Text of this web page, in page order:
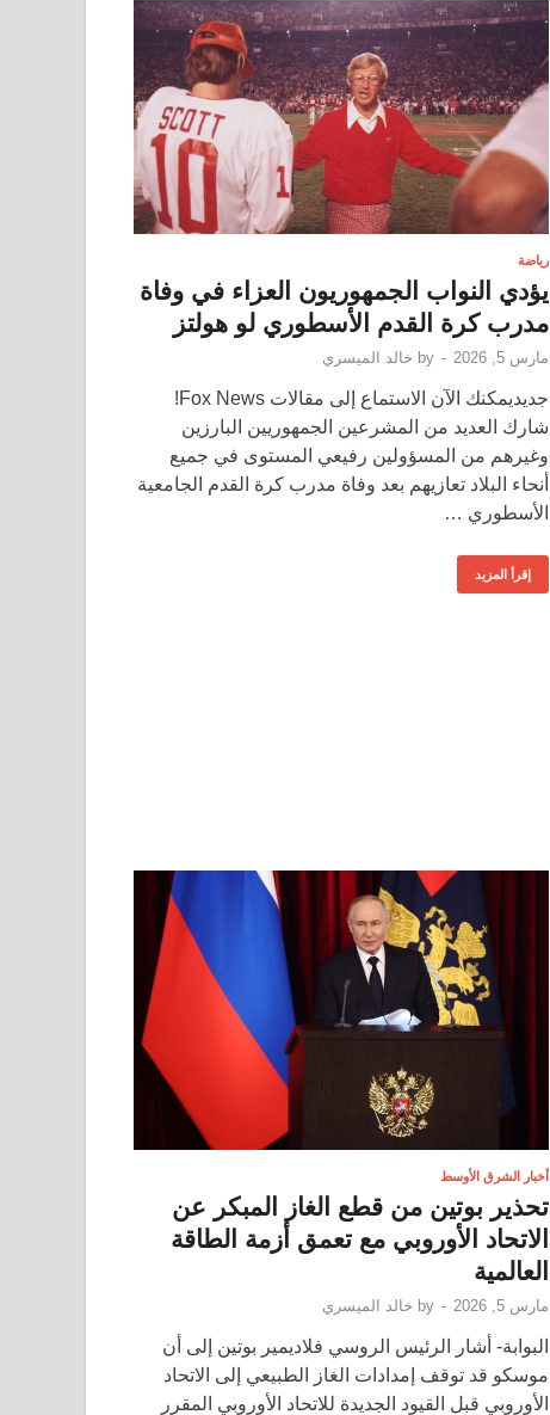
رياضة
يؤدي النواب الجمهوريون العزاء في وفاة
مدرب كرة القدم الأسطوري لو هولتز
مارس 5, 2026 -
by خالد الميسري
جديديمكنك الآن الاستماع إلى مقالات Fox News!
شارك العديد من المشرعين الجمهوريين البارزين
وغيرهم من المسؤولين رفيعي المستوى في جميع
أنحاء البلاد تعازيهم بعد وفاة مدرب كرة القدم الجامعية
الأسطوري …
إقرأ المزيد
أخبار الشرق الأوسط
تحذير بوتين من قطع الغاز المبكر عن
الاتحاد الأوروبي مع تعمق أزمة الطاقة
العالمية
مارس 5, 2026 -
by خالد الميسري
البوابة- أشار الرئيس الروسي فلاديمير بوتين إلى أن
موسكو قد توقف إمدادات الغاز الطبيعي إلى الاتحاد
الأوروبي قبل القيود الجديدة للاتحاد الأوروبي المقرر